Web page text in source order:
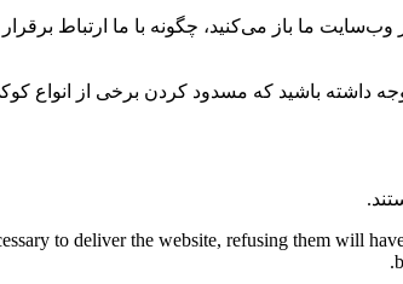
ما باز می‌کنید، چگونه با ما ارتباط
داشته باشید که مسدود کردن برخی از انواع
to deliver the website, refusing them will